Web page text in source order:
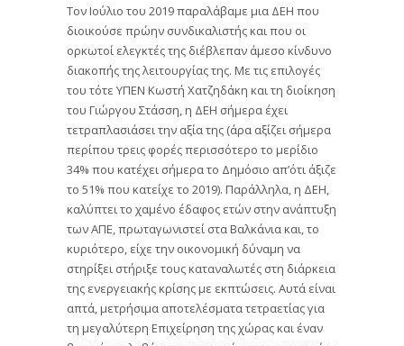
Τον Ιούλιο του 2019 παραλάβαμε μια ΔΕΗ που
διοικούσε πρώην συνδικαλιστής και που οι
ορκωτοί ελεγκτές της διέβλεπαν άμεσο κίνδυνο
διακοπής της λειτουργίας της. Με τις επιλογές
του τότε ΥΠΕΝ Κωστή Χατζηδάκη και τη διοίκηση
του Γιώργου Στάσση, η ΔΕΗ σήμερα έχει
τετραπλασιάσει την αξία της (άρα αξίζει σήμερα
περίπου τρεις φορές περισσότερο το μερίδιο
34% που κατέχει σήμερα το Δημόσιο απ’ότι άξιζε
το 51% που κατείχε το 2019). Παράλληλα, η ΔΕΗ,
καλύπτει το χαμένο έδαφος ετών στην ανάπτυξη
των ΑΠΕ, πρωταγωνιστεί στα Βαλκάνια και, το
κυριότερο, είχε την οικονομική δύναμη να
στηρίξει στήριξε τους καταναλωτές στη διάρκεια
της ενεργειακής κρίσης με εκπτώσεις. Αυτά είναι
απτά, μετρήσιμα αποτελέσματα τετραετίας για
τη μεγαλύτερη Επιχείρηση της χώρας και έναν